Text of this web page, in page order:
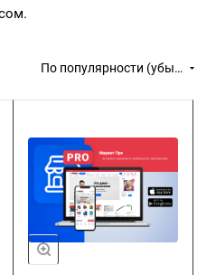
По популярности (убывание)